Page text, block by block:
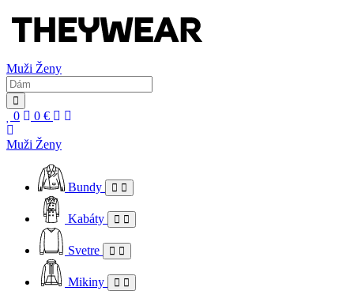
Muži Ženy
0 0 €
Muži Ženy
Bundy
Kabáty
Svetre
Mikiny